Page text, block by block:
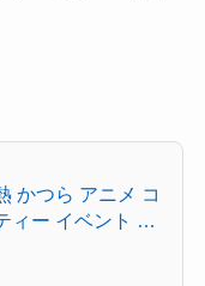
かつら アニメ コ
ィー イベント 仮
ネット付き (黛灰